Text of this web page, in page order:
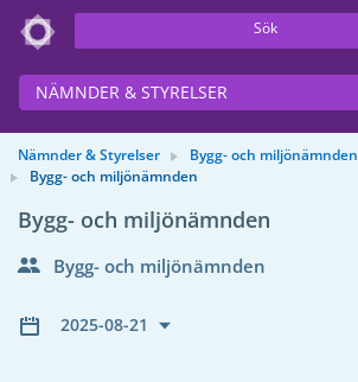
Sök
NÄMNDER & STYRELSER
Nämnder & Styrelser
Bygg- och miljönämnden
Bygg- och miljönämnden
Bygg- och miljönämnden
Bygg- och miljönämnden
2025-08-21